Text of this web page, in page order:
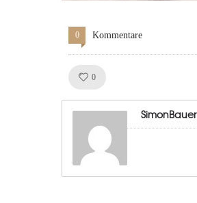
0 Kommentare
0
SimonBauer